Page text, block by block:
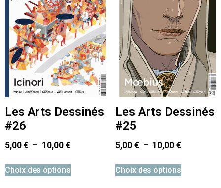
Les Arts Dessinés
#26
5,00€ – 10,00€
Choix des options
Les Arts Dessinés
#25
5,00€ – 10,00€
Choix des options